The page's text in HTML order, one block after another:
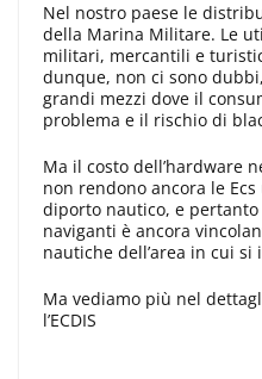
Nel nostro paese le
della Marina Militare. Le
militari, mercantili e
dunque, non ci sono
grandi mezzi dove il
problema e il rischio di
Ma il costo dell’hardware
non rendono ancora le
diporto nautico, e
naviganti è ancora
nautiche dell’area in cui si
Ma vediamo più nel
l’ECDIS